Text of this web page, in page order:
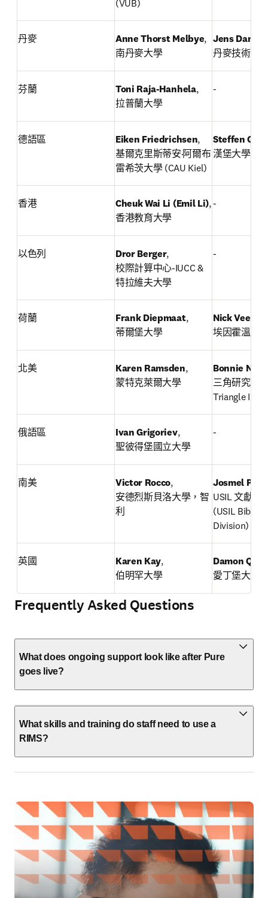
(VUB)
丹麥 Anne Thorst Melbye,
南丹麥大學
Jens Damm
丹麥技術大
芬蘭 Toni Raja-Hanhela,
拉普蘭大學
-
德語區 Eiken Friedrichsen,
基爾克里斯蒂安·阿爾布
雷希茨大學 (CAU Kiel)
Steffen
漢堡大學
香港 Cheuk Wai Li (Emil Li),
香港教育大學
-
以色列 Dror Berger,
校際計算中心-IUCC &
特拉維夫大學
-
荷蘭 Frank Diepmaat,
蒂爾堡大學
Nick
埃因霍溫科
北美 Karen Ramsden,
蒙特克萊爾大學
Bonnie
三角研究所
Triangle
俄語區 Ivan Grigoriev,
聖彼得堡國立大學
-
南美 Victor Rocco,
安德烈斯貝洛大學，智
利
Josmel
USIL 文獻計
(USIL
Division)
英國 Karen Kay,
伯明罕大學
Damon
愛丁堡大學
Frequently Asked Questions
What does ongoing support look like after Pure
goes live?
What skills and training do staff need to use a
RIMS?